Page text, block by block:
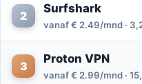
2
Surfshark
vanaf € 2.49/mnd ·
3
Proton VPN
vanaf € 2.99/mnd ·